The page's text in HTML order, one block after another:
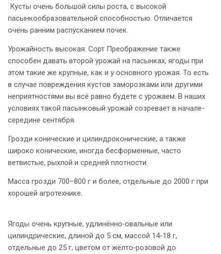
Кусты очень большой силы роста, с высокой
пасынкообразовательной способностью. Отличается
очень ранним распусканием почек.
Урожайность высокая. Сорт Преображение также
способен давать второй урожай на пасынках, ягоды при
этом такие же крупные, как и у основного урожая. То есть
в случае повреждения кустов заморозками или другими
неприятностями вы всё равно будете с урожаем. В наших
условиях такой пасынковый урожай созревает в начале-
середине сентября.
Грозди конические и цилиндроконические, а также
широко конические, иногда бесформенные, часто
ветвистые, рыхлой и средней плотности.
Масса грозди 700–800 г и более, отдельные до 2000 г при
хорошей агротехнике.
Ягоды очень крупные, удлинённо‑овальные или
цилиндрические, длиной до 5 см, массой 14-18 г,
отдельные до 25 г, цветом от жёлто‑розовой до